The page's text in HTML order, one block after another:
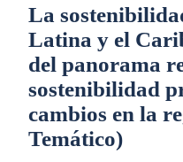
La
Latina y el
del panorama
sostenibilidad
cambios en la
Temático)